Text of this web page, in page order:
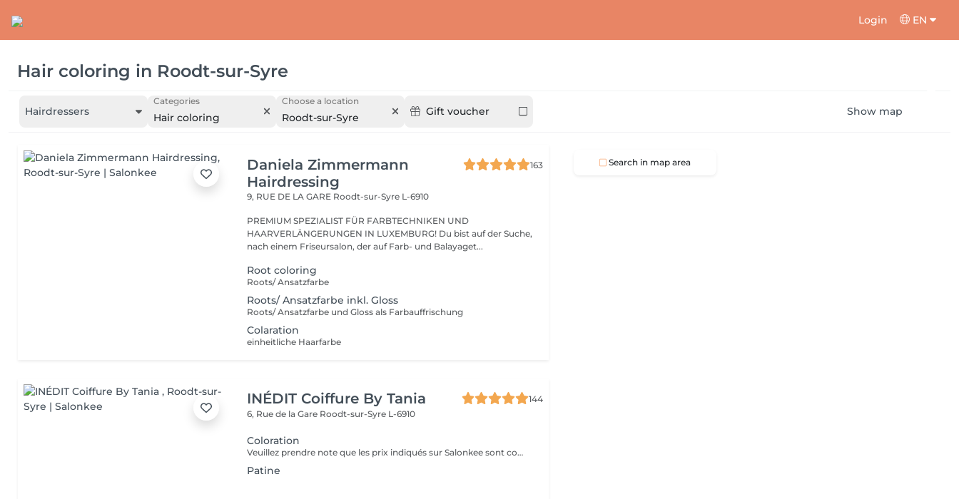
Login EN
Hair coloring in Roodt-sur-Syre
Hairdressers
Categories
Hair coloring
Choose a location
Roodt-sur-Syre Gift voucher Show map
Daniela Zimmermann
Hairdressing
163
9, RUE DE LA GARE Roodt-sur-Syre L-6910
PREMIUM SPEZIALIST FÜR FARBTECHNIKEN UND
HAARVERLÄNGERUNGEN IN LUXEMBURG! Du bist auf der Suche,
nach einem Friseursalon, der auf Farb- und Balayaget...
Root coloring
Roots/ Ansatzfarbe
Roots/ Ansatzfarbe inkl. Gloss
Roots/ Ansatzfarbe und Gloss als Farbauffrischung
Colaration
einheitliche Haarfarbe
INÉDIT Coiffure By Tania
144
6, Rue de la Gare Roodt-sur-Syre L-6910
Coloration
Veuillez prendre note que les prix indiqués sur Salonkee sont communiqués à titre informatif et s'entendent de base. Ces derniers sont susceptibles de varier selon le diagnostic réalisé à votre arrivée au salon et l'expertise du professionnel à qui vous confiez votre beauté. Dans tous les cas, un devis précis vous sera proposé et toutes réalisations de prestations seront effectuées avec votre accord. Un grand merci d'avance pour votre compréhension. Au plaisir de vous revoir très vite.
Patine
Search in map area